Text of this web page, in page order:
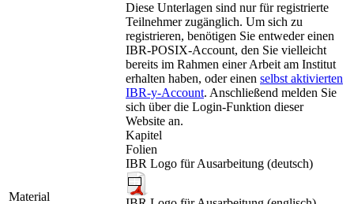
Material
Diese Unterlagen sind nur für registrierte
Teilnehmer zugänglich. Um sich zu
registrieren, benötigen Sie entweder einen
IBR-POSIX-Account, den Sie vielleicht
bereits im Rahmen einer Arbeit am Institut
erhalten haben, oder einen selbst aktivierten
IBR-y-Account. Anschließend melden Sie
sich über die Login-Funktion dieser
Website an.
Kapitel
Folien
IBR Logo für Ausarbeitung (deutsch)